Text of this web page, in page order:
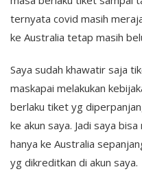
ternyata covid masih
ke Australia tetap masih
Saya sudah khawatir saja
maskapai melakukan
berlaku tiket yg
ke akun saya. Jadi saya
hanya ke Australia
yg dikreditkan di akun saya.